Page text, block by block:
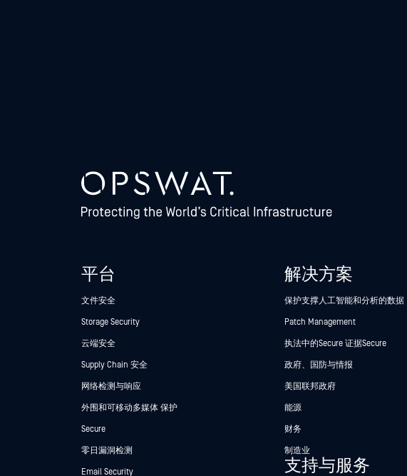
平台
文件安全
Storage Security
云端安全
Supply Chain 安全
网络检测与响应
外围和可移动多媒体 保护
Secure
零日漏洞检测
Email Security
解决方案
保护支撑人工智能和分析的数据
Patch Management
执法中的Secure 证据Secure
政府、国防与情报
美国联邦政府
能源
财务
制造业
支持与服务